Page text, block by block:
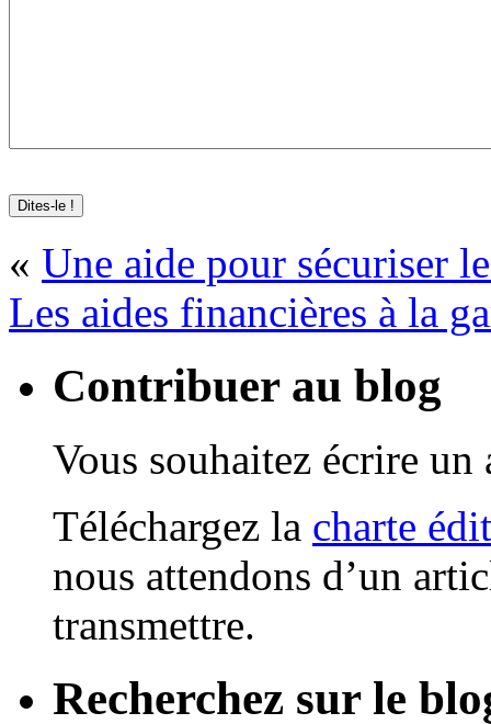
« Une aide pour sécuriser
Les aides financières à la
Contribuer au blog
Vous souhaitez écrire
Téléchargez la charte
nous attendons d’un
transmettre.
Recherchez sur le